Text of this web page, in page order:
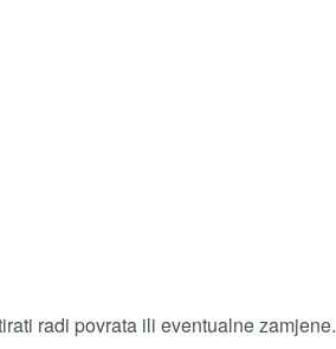
radi povrata ili eventualne zamjene.